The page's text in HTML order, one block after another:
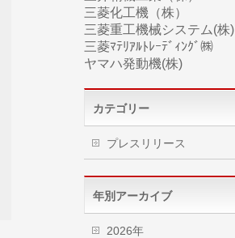
三菱化工機（株）
三菱重工機械システム(株)
三菱ﾏﾃﾘｱﾙﾄﾚｰﾃﾞｨﾝｸﾞ㈱
ヤマハ発動機(株)
カテゴリー
プレスリリース
年別アーカイブ
2026年